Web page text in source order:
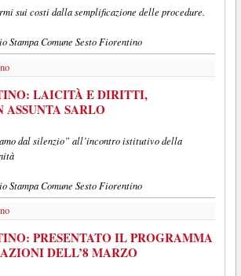
sui costi dalla semplificazione delle procedure.
Stampa Comune Sesto Fiorentino
LAICITÀ E DIRITTI,
SARLO
dal silenzio” all’incontro istitutivo della
Stampa Comune Sesto Fiorentino
PRESENTATO IL PROGRAMMA
DELL’8 MARZO